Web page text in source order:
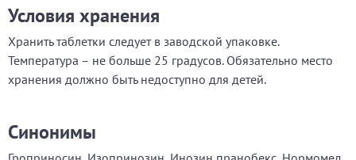
Условия хранения
Хранить таблетки следует в заводской упаковке.
Температура – не больше 25 градусов. Обязательно место
хранения должно быть недоступно для детей.
Синонимы